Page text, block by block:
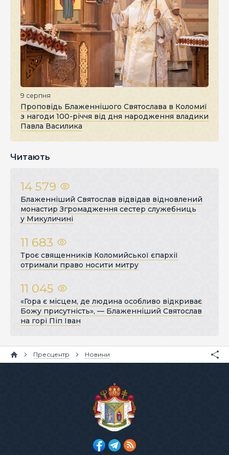
9 серпня
Проповідь Блаженнішого Святослава в Коломиї
з нагоди 100-річчя від дня народження владики
Павла Василика
Читають
14 579
Блаженніший Святослав відвідав відновлений
монастир Згромадження сестер служебниць
у Микуличині
11 683
Троє священників Коломийської єпархії
отримали право носити митру
11 045
«Гора є місцем, де людина особливо відкриває
Божу присутність», — Блаженніший Святослав
на горі Піп Іван
Пресцентр Новини